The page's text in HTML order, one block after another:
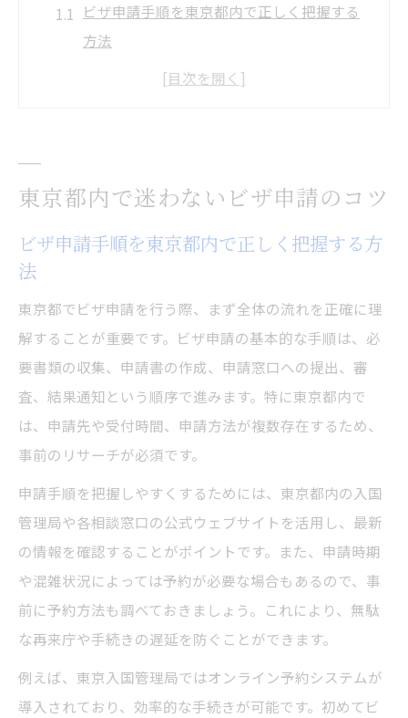
ビザ申請手順を東京都内で正しく把握する
方法
東京都のビザ申請先の違いと選び方を解説
東京都でのビザ申請先を比較するメリット
ビザ申請を円滑に進める準備方法とは
ビザ申請の必要書類を効率よく揃えるコツ
ビザ申請前に確認すべき東京都の窓口情報
申請ミスを防ぐためのビザ申請前チェック
ポイント
ビザ申請のための受付時間と予約方法の確
認
必要書類の確認が申請成功の近道に
ビザ申請で求められる必要書類の基本を解
説
東京都でビザ申請時に必要な書類一覧と準
備方法
書類不備を防ぐためのビザ申請チェックリ
スト
東京都内で迷わないビザ申請のコツ
ビザ申請手順を東京都内で正しく把握する方
法
東京都でビザ申請を行う際、まず全体の流れを正確に理
解することが重要です。ビザ申請の基本的な手順は、必
要書類の収集、申請書の作成、申請窓口への提出、審
査、結果通知という順序で進みます。特に東京都内で
は、申請先や受付時間、申請方法が複数存在するため、
事前のリサーチが必須です。
申請手順を把握しやすくするためには、東京都内の入国
管理局や各相談窓口の公式ウェブサイトを活用し、最新
の情報を確認することがポイントです。また、申請時期
や混雑状況によっては予約が必要な場合もあるので、事
前に予約方法も調べておきましょう。これにより、無駄
な再来庁や手続きの遅延を防ぐことができます。
例えば、東京入国管理局ではオンライン予約システムが
導入されており、効率的な手続きが可能です。初めてビ